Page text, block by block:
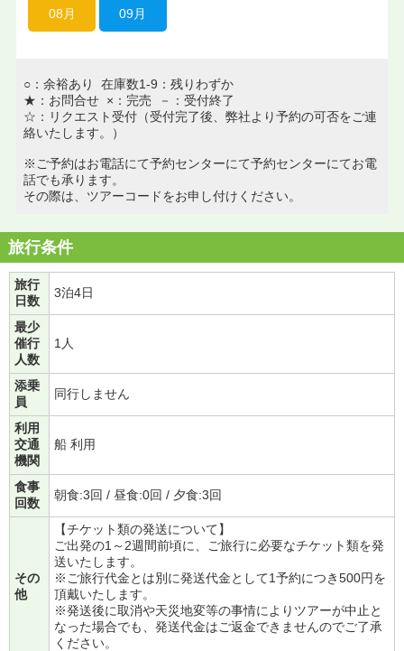
08月 09月
○：余裕あり 在庫数1-9：残りわずか
★：お問合せ ×：完売 －：受付終了
☆：リクエスト受付（受付完了後、弊社より予約の可否をご連
絡いたします。）
※ご予約はお電話にて予約センターにて予約センターにてお電
話でも承ります。
その際は、ツアーコードをお申し付けください。
旅行条件
旅行
日数
3泊4日
最少
催行
人数
1人
添乗
員
同行しません
利用
交通
機関
船 利用
食事
回数
朝食:3回 / 昼食:0回 / 夕食:3回
その
他
【チケット類の発送について】
ご出発の1～2週間前頃に、ご旅行に必要なチケット類を発
送いたします。
※ご旅行代金とは別に発送代金として1予約につき500円を
頂戴いたします。
※発送後に取消や天災地変等の事情によりツアーが中止と
なった場合でも、発送代金はご返金できませんのでご了承
ください。